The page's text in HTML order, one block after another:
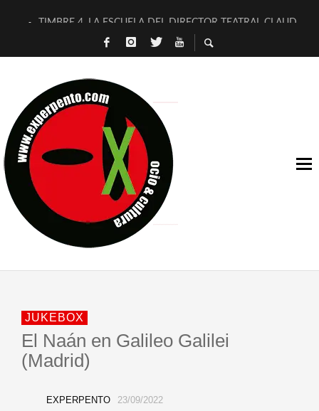
TIMBRE 4, LA ESCUELA DEL DIRECTOR TEATRAL CLAUDIO
30 AÑOS (NO ES NADA) DE LA KATARSIS DEL TOMATAZO
D’BALDOMEROS REINVENTAN [BITÁCORA 3.0] EN EXVITA
MARSHALL FLASH PRESENTA EN EXVITA [RELATIVA
JOFRE BARDAGÍ EN EXVITA INTERPRETANDO A SERRAT
YORCH PRESENTA [CURSO DE ARMONÍA PERSECUTORIA]
MAGALÍ SARE NOS EXPLICA [DESCASADA]
«NO TENGO PUTOS SUEÑOS»
JUKEBOX
El Naán en Galileo Galilei
(Madrid)
EXPERPENTO 23/09/2022